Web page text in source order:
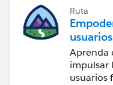
Ruta
Aprenda
impulsar
usuarios